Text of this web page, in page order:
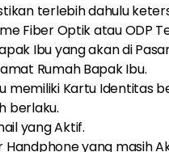
terlebih dahulu
Fiber Optik atau ODP
Ibu yang akan di
Rumah Bapak Ibu.
memiliki Kartu Identitas
berlaku.
yang Aktif.
Handphone yang masih